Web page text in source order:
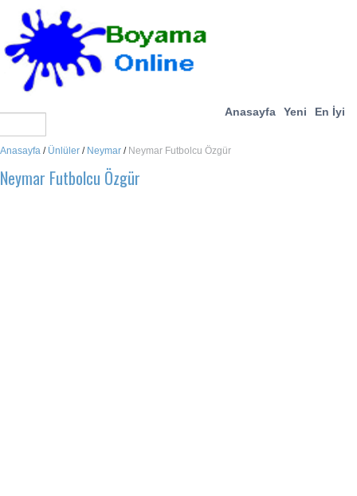
Anasayfa Yeni En İyi
Anasayfa / Ünlüler / Neymar / Neymar Futbolcu Özgür
Neymar Futbolcu Özgür